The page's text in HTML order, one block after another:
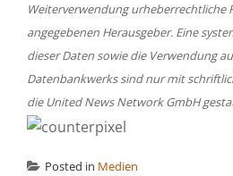
Weiterverwendung urheberrechtliche
angegebenen Herausgeber. Eine
dieser Daten sowie die Verwendung
Datenbankwerks sind nur mit
die United News Network GmbH
Posted in Medien